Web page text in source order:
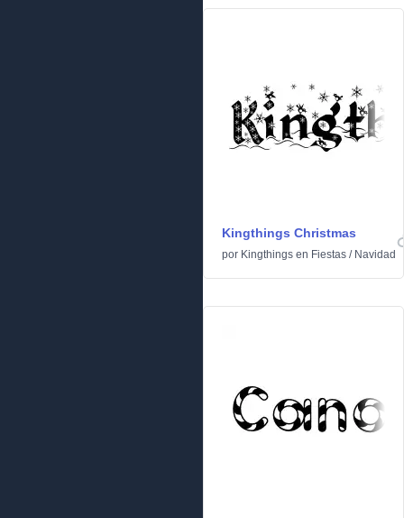
Kingthings Christmas
por Kingthings en Fiestas / Navidad